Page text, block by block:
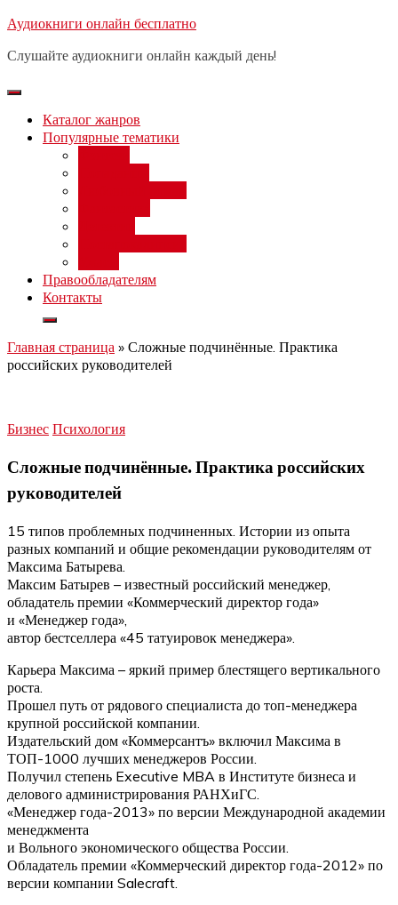
Перейти
содержимому
Аудиокниги онлайн бесплатно
Слушайте аудиокниги онлайн каждый день!
Каталог жанров
Популярные тематики
Правообладателям
Контакты
Главная страница » Сложные подчинённые. Практика
российских руководителей
Бизнес Психология
Сложные подчинённые. Практика российских
руководителей
15 типов проблемных подчиненных. Истории из опыта
разных компаний и общие рекомендации руководителям от
Максима Батырева.
Максим Батырев – известный российский менеджер,
обладатель премии «Коммерческий директор года»
и «Менеджер года»,
автор бестселлера «45 татуировок менеджера».
Карьера Максима – яркий пример блестящего вертикального
роста.
Прошел путь от рядового специалиста до топ-менеджера
крупной российской компании.
Издательский дом «Коммерсантъ» включил Максима в
ТОП-1000 лучших менеджеров России.
Получил степень Executive MBA в Институте бизнеса и
делового администрирования РАНХиГС.
«Менеджер года-2013» по версии Международной академии
менеджмента
и Вольного экономического общества России.
Обладатель премии «Коммерческий директор года-2012» по
версии компании Salecraft.
Бесплатный вебинар: заработок
день